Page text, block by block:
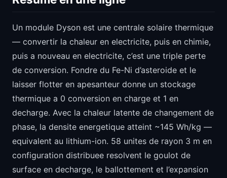
Un module Dyson est une centrale solaire thermique
— convertir la chaleur en electricite, puis en chimie,
puis a nouveau en electricite, c’est une triple perte
de conversion. Fondre du Fe-Ni d’asteroide et le
laisser flotter en apesanteur donne un stockage
thermique a 0 conversion en charge et 1 en
decharge. Avec la chaleur latente de changement de
phase, la densite energetique atteint ~145 Wh/kg —
equivalent au lithium-ion. 58 unites de rayon 3 m en
configuration distribuee resolvent le goulot de
surface en decharge, le ballottement et l’expansion